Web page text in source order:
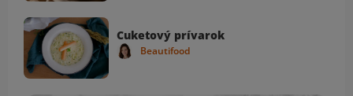
Cuketový prívarok
Beautifood